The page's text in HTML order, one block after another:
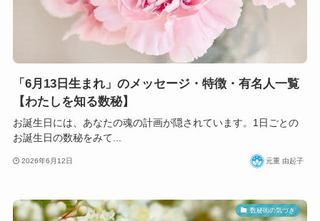
「6月13日生まれ」のメッセージ・特徴・有名人一覧
【わたしを知る数秘】
お誕生日には、あなたの魂の計画が隠されています。1日ごとの
お誕生日の数秘をみて...
2026年6月12日 元重 由起子
数秘術の気づき